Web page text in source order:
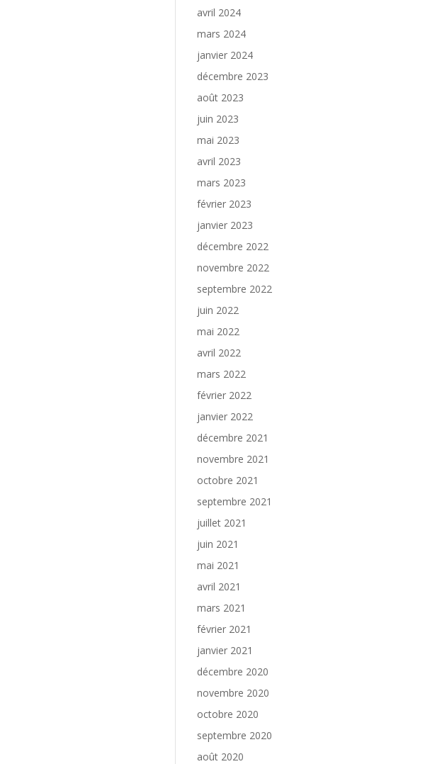
avril 2024
mars 2024
janvier 2024
décembre 2023
août 2023
juin 2023
mai 2023
avril 2023
mars 2023
février 2023
janvier 2023
décembre 2022
novembre 2022
septembre 2022
juin 2022
mai 2022
avril 2022
mars 2022
février 2022
janvier 2022
décembre 2021
novembre 2021
octobre 2021
septembre 2021
juillet 2021
juin 2021
mai 2021
avril 2021
mars 2021
février 2021
janvier 2021
décembre 2020
novembre 2020
octobre 2020
septembre 2020
août 2020